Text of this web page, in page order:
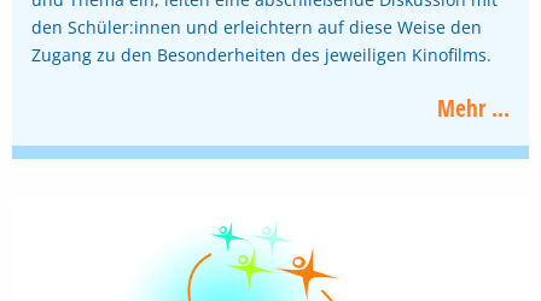
den Schüler:innen und erleichtern auf diese Weise den
Zugang zu den Besonderheiten des jeweiligen Kinofilms.
Mehr ...